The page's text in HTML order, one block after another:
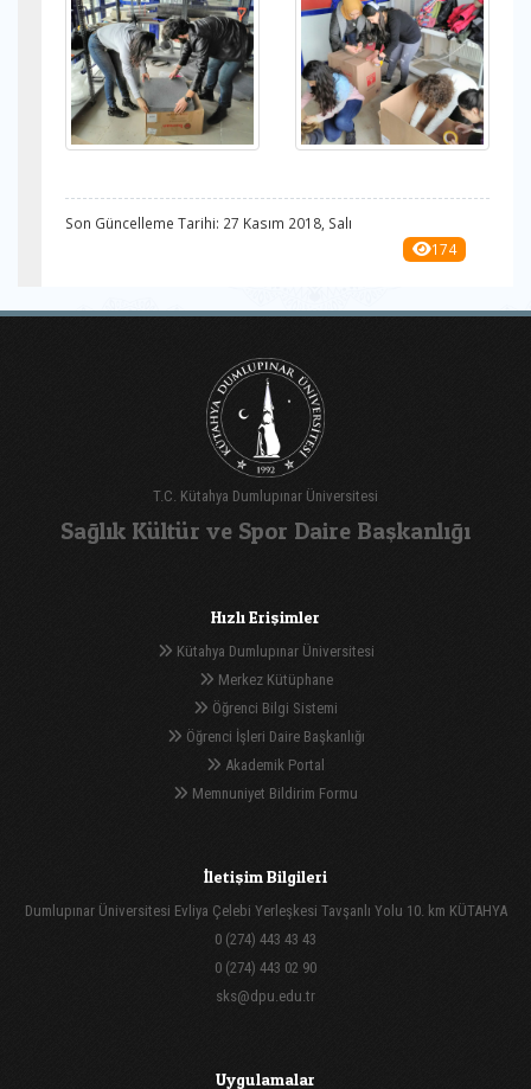
Son Güncelleme Tarihi: 27 Kasım 2018, Salı
174
T.C. Kütahya Dumlupınar Üniversitesi
Sağlık Kültür ve Spor Daire Başkanlığı
Hızlı Erişimler
Kütahya Dumlupınar Üniversitesi
Merkez Kütüphane
Öğrenci Bilgi Sistemi
Öğrenci İşleri Daire Başkanlığı
Akademik Portal
Memnuniyet Bildirim Formu
İletişim Bilgileri
Dumlupınar Üniversitesi Evliya Çelebi Yerleşkesi Tavşanlı Yolu 10. km KÜTAHYA
0 (274) 443 43 43
0 (274) 443 02 90
sks@dpu.edu.tr
Uygulamalar